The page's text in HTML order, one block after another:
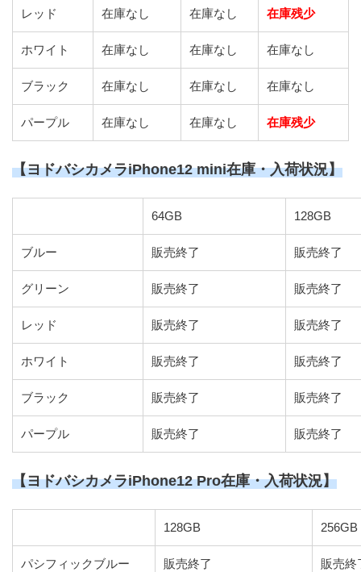
レッド 在庫なし 在庫なし 在庫残少
ホワイト 在庫なし 在庫なし 在庫なし
ブラック 在庫なし 在庫なし 在庫なし
パープル 在庫なし 在庫なし 在庫残少
【ヨドバシカメラiPhone12 mini在庫・入荷状況】
64GB 128GB
ブルー 販売終了 販売終了
グリーン 販売終了 販売終了
レッド 販売終了 販売終了
ホワイト 販売終了 販売終了
ブラック 販売終了 販売終了
パープル 販売終了 販売終了
【ヨドバシカメラiPhone12 Pro在庫・入荷状況】
128GB 256GB
パシフィックブルー 販売終了 販売終